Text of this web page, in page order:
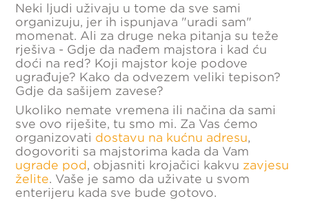
Neki ljudi uživaju u tome da sve sami
organizuju, jer ih ispunjava "uradi sam"
momenat. Ali za druge neka pitanja su teže
rješiva - Gdje da nađem majstora i kad ću
doći na red? Koji majstor koje podove
ugrađuje? Kako da odvezem veliki tepison?
Gdje da sašijem zavese?
Ukoliko nemate vremena ili načina da sami
sve ovo riješite, tu smo mi. Za Vas ćemo
organizovati dostavu na kućnu adresu,
dogovoriti sa majstorima kada da Vam
ugrade pod, objasniti krojačici kakvu zavjesu
želite. Vaše je samo da uživate u svom
enterijeru kada sve bude gotovo.